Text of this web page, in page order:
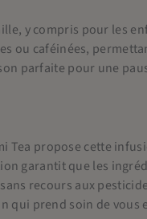
y compris pour les
ou caféinées,
parfaite pour une
Tea propose cette
garantit que les
recours aux
qui prend soin de vous